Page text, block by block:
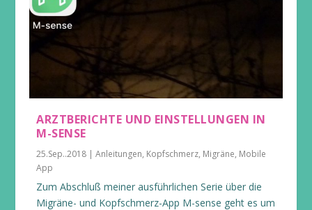
ARZTBERICHTE UND EINSTELLUNGEN IN
M-SENSE
25.Sep..2018 |Anleitungen, Kopfschmerz, Migräne, Mobile
App
Zum Abschluß meiner ausführlichen Serie über die
Migräne- und Kopfschmerz-App M-sense geht es um